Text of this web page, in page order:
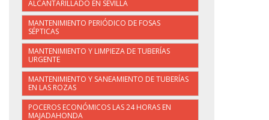
ALCANTARILLADO EN SEVILLA
MANTENIMIENTO PERIÓDICO DE FOSAS
SÉPTICAS
MANTENIMIENTO Y LIMPIEZA DE TUBERÍAS
URGENTE
MANTENIMIENTO Y SANEAMIENTO DE TUBERÍAS
EN LAS ROZAS
POCEROS ECONÓMICOS LAS 24 HORAS EN
MAJADAHONDA